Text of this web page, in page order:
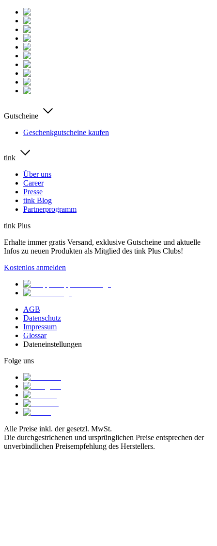
Gutscheine
Geschenkgutscheine kaufen
tink
Über uns
Career
Presse
tink Blog
Partnerprogramm
tink Plus
Erhalte immer gratis Versand, exklusive Gutscheine und aktuelle
Infos zu neuen Produkten als Mitglied des tink Plus Clubs!
Kostenlos anmelden
AGB
Datenschutz
Impressum
Glossar
Dateneinstellungen
Folge uns
Alle Preise inkl. der gesetzl. MwSt.
Die durchgestrichenen und ursprünglichen Preise entsprechen der
unverbindlichen Preisempfehlung des Herstellers.